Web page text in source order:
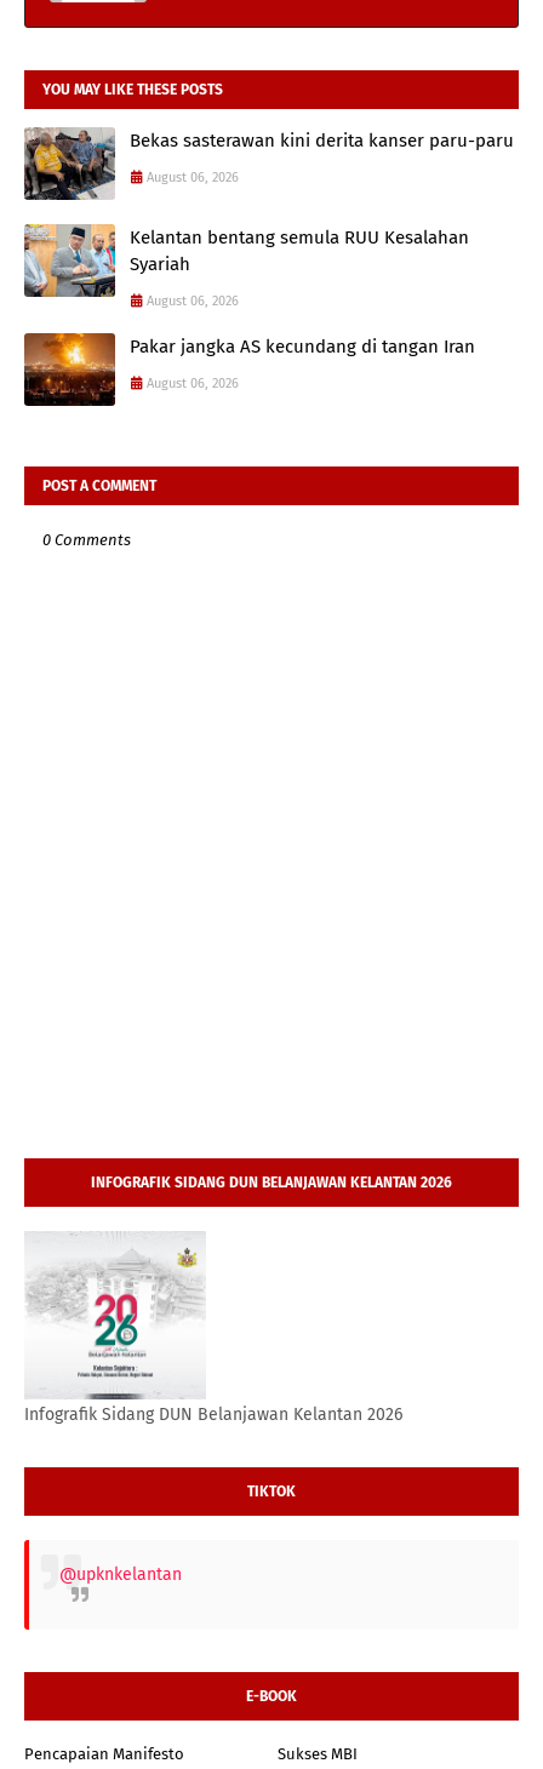
YOU MAY LIKE THESE POSTS
Bekas sasterawan kini derita kanser paru-paru
August 06, 2026
Kelantan bentang semula RUU Kesalahan
Syariah
August 06, 2026
Pakar jangka AS kecundang di tangan Iran
August 06, 2026
POST A COMMENT
0 Comments
INFOGRAFIK SIDANG DUN BELANJAWAN KELANTAN 2026
Infografik Sidang DUN Belanjawan Kelantan 2026
TIKTOK
@upknkelantan
E-BOOK
Pencapaian Manifesto Sukses MBI